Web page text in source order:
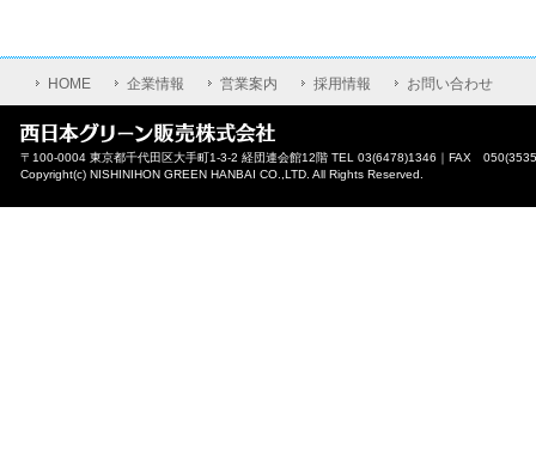
HOME 企業情報 営業案内 採用情報 お問い合わせ
〒100-0004 東京都千代田区大手町1-3-2 経団連会館12階 TEL 03(6478)1346｜FAX
Copyright(c) NISHINIHON GREEN HANBAI CO.,LTD. All Rights Reserved.